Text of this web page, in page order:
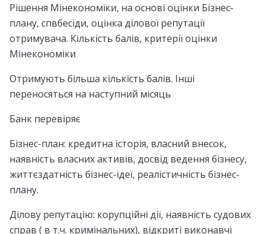
Рішення Мінекономіки, на основі оцінки Бізнес-
плану, спвбесіди, оцінка ділової репутації
отримувача. Кількість балів, критерії оцінки
Мінекономіки
Отримують більша кількість балів. Інші
переносяться на наступний місяць
Банк перевіряє
Бізнес-план: кредитна історія, власний внесок,
наявність власних активів, досвід ведення бізнесу,
життєздатність бізнес-ідеї, реалістичність бізнес-
плану.
Ділову репутацію: корупційні дії, наявність судових
справ ( в т.ч. кримінальних), відкриті виконавчі